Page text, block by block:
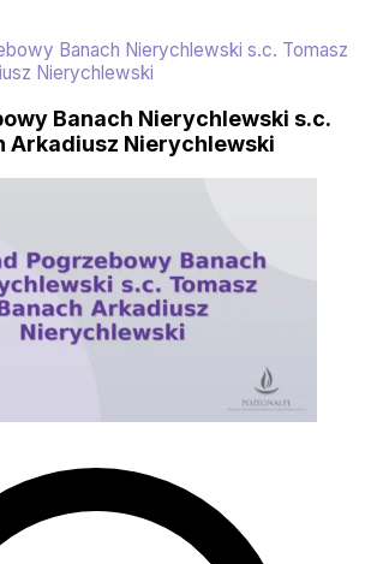
Banach Nierychlewski s.c. Tomasz
Nierychlewski
Banach Nierychlewski s.c.
Arkadiusz Nierychlewski